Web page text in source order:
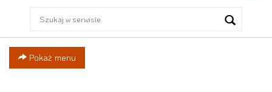
Pokaż menu